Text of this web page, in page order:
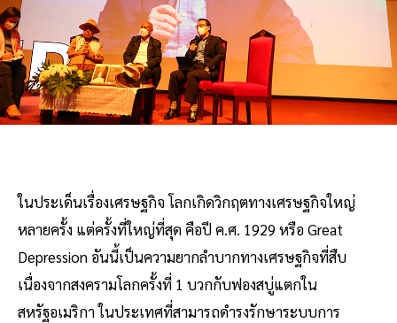
ในประเด็นเรื่องเศรษฐกิจ โลกเกิดวิกฤตทางเศรษฐกิจใหญ่
หลายครั้ง แต่ครั้งที่ใหญ่ที่สุด คือปี ค.ศ. 1929 หรือ Great
Depression อันนี้เป็นความยากลำบากทางเศรษฐกิจที่สืบ
เนื่องจากสงครามโลกครั้งที่ 1 บวกกับฟองสบู่แตกใน
สหรัฐอเมริกา ในประเทศที่สามารถดำรงรักษาระบบการ